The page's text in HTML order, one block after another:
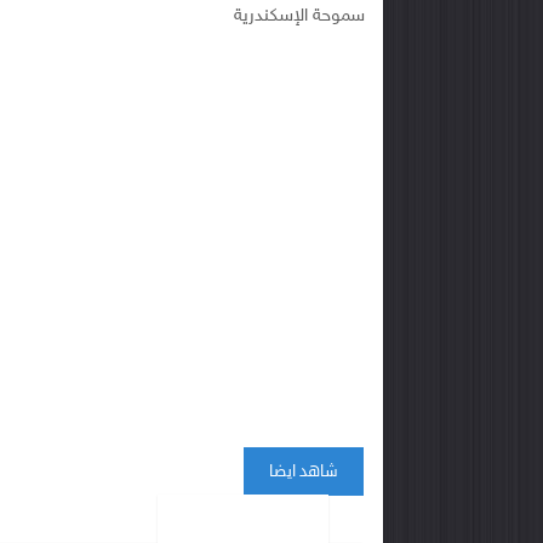
سموحة الإسكندرية
شاهد ايضا